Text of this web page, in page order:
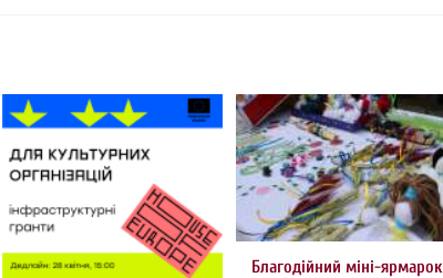
Благодійний міні-ярмарок